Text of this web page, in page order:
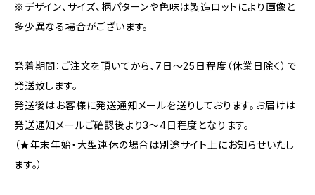
※デザイン、サイズ、柄パターンや色味は製造ロットにより画像と
多少異なる場合がございます。
発着期間：ご注文を頂いてから、7日〜25日程度（休業日除く）で
発送致します。
発送後はお客様に発送通知メールを送りしております。お届けは
発送通知メールご確認後より3〜4日程度となります。
（★年末年始・大型連休の場合は別途サイト上にお知らせいたし
ます。）